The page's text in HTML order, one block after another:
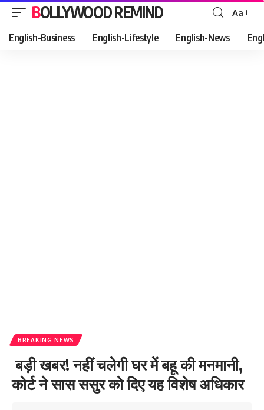
BOLLYWOOD REMIND
Font
Resizer
Aa
English-Business English-Lifestyle English-News
BREAKING NEWS
बड़ी खबर! नहीं चलेगी घर में बहू की मनमानी,
कोर्ट ने सास ससुर को दिए यह विशेष अधिकार